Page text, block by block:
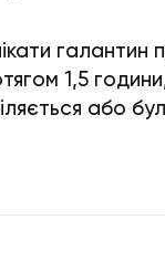
галантин
1,5
або